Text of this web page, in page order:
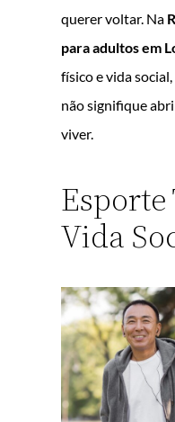
querer voltar. Na
para adultos em
físico e vida
não signifique
viver.
Esporte
Vida